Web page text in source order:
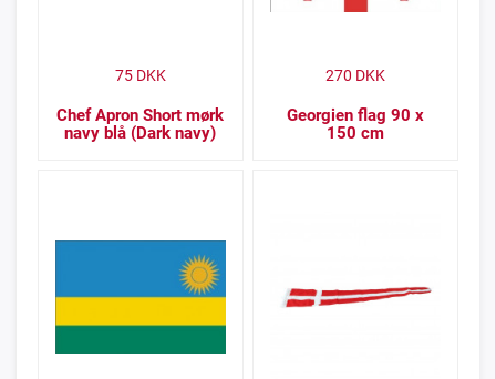
Chef Apron Short mørk
navy blå (Dark navy)
75DKK
Georgien flag 90 x
150 cm
270 DKK